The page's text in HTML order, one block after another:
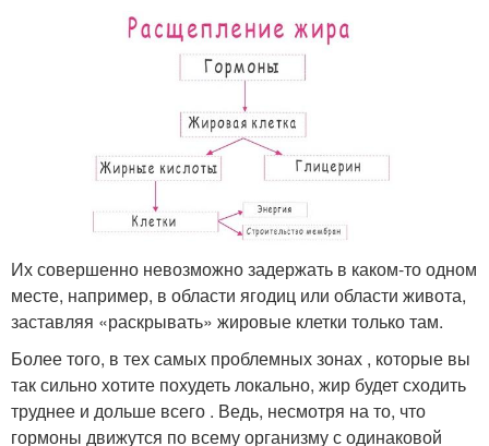
Их совершенно невозможно задержать в каком-то одном
месте, например, в области ягодиц или области живота,
заставляя «раскрывать» жировые клетки только там.
Более того, в тех самых проблемных зонах , которые вы
так сильно хотите похудеть локально, жир будет сходить
труднее и дольше всего . Ведь, несмотря на то, что
гормоны движутся по всему организму с одинаковой